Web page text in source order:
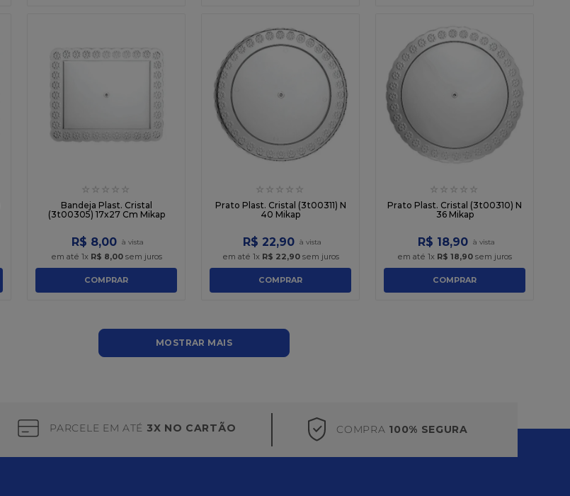
☆ ☆ ☆ ☆ ☆
Bandeja Plast. Cristal
(3t00305) 17x27 Cm Mikap
R$ 8,00
em até 1x R$ 8,00sem juros
COMPRAR
☆ ☆ ☆ ☆ ☆
Prato Plast. Cristal (3t00311) N
40 Mikap
R$ 22,90
em até 1x R$ 22,90sem juros
COMPRAR
☆ ☆ ☆ ☆ ☆
Prato Plast. Cristal (3t00310) N
36 Mikap
R$ 18,90
em até 1x R$ 18,90 sem juros
COMPRAR
MOSTRAR MAIS
PARCELE EM ATÉ 3X NO CARTÃO COMPRA 100% SEGURA